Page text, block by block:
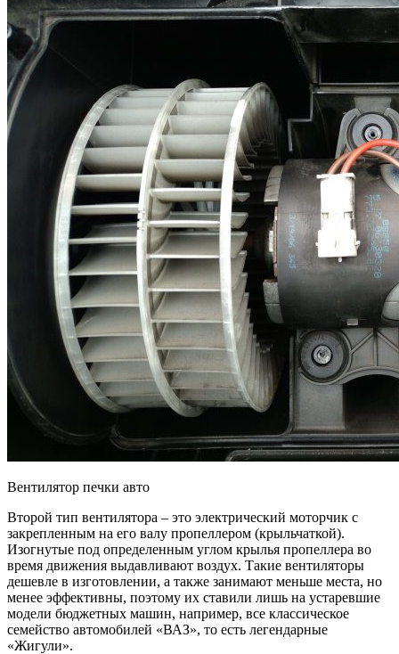
Вентилятор печки авто
Второй тип вентилятора – это электрический моторчик с
закрепленным на его валу пропеллером (крыльчаткой).
Изогнутые под определенным углом крылья пропеллера во
время движения выдавливают воздух. Такие вентиляторы
дешевле в изготовлении, а также занимают меньше места, но
менее эффективны, поэтому их ставили лишь на устаревшие
модели бюджетных машин, например, все классическое
семейство автомобилей «ВАЗ», то есть легендарные
«Жигули».